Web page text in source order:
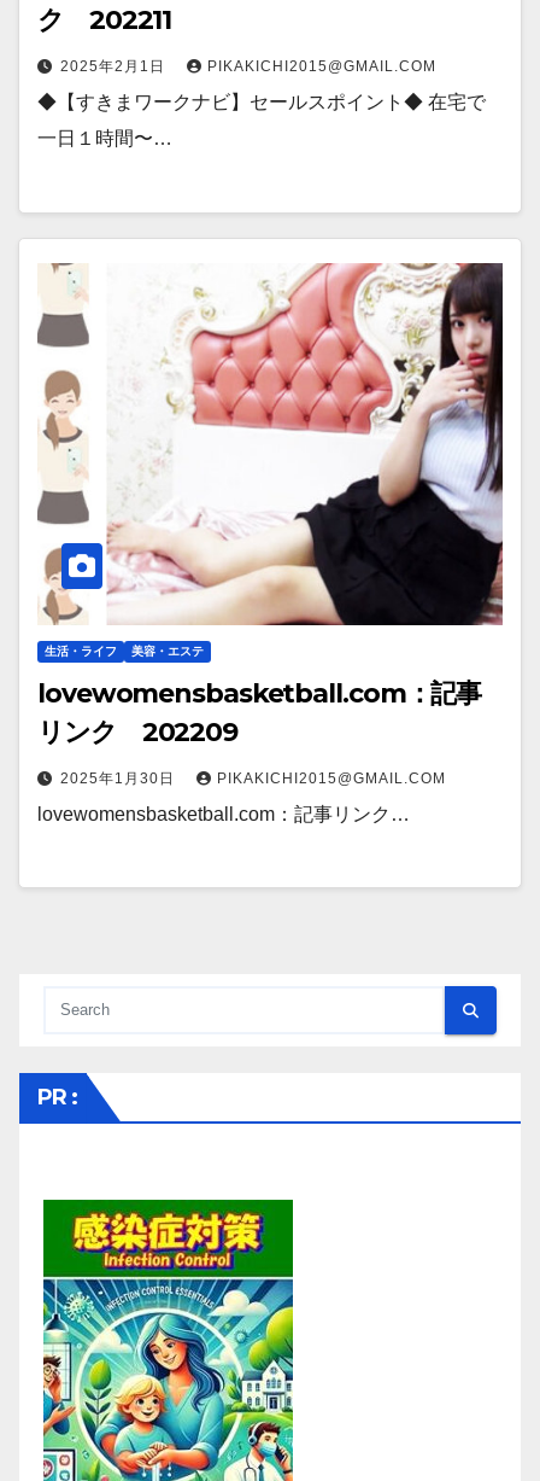
ク 202211
2025年2月1日 PIKAKICHI2015@GMAIL.COM
◆【すきまワークナビ】セールスポイント◆ 在宅で
一日１時間〜…
生活・ライフ 美容・エステ
lovewomensbasketball.com：記事
リンク 202209
2025年1月30日 PIKAKICHI2015@GMAIL.COM
lovewomensbasketball.com：記事リンク…
PR :